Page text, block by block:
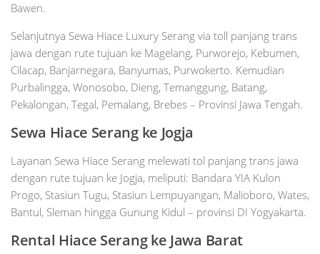
Bawen.
Selanjutnya Sewa Hiace Luxury Serang via toll panjang trans
jawa dengan rute tujuan ke Magelang, Purworejo, Kebumen,
Cilacap, Banjarnegara, Banyumas, Purwokerto. Kemudian
Purbalingga, Wonosobo, Dieng, Temanggung, Batang,
Pekalongan, Tegal, Pemalang, Brebes – Provinsi Jawa Tengah.
Sewa Hiace Serang ke Jogja
Layanan Sewa Hiace Serang melewati tol panjang trans jawa
dengan rute tujuan ke Jogja, meliputi: Bandara YIA Kulon
Progo, Stasiun Tugu, Stasiun Lempuyangan, Malioboro, Wates,
Bantul, Sleman hingga Gunung Kidul – provinsi DI Yogyakarta.
Rental Hiace Serang ke Jawa Barat